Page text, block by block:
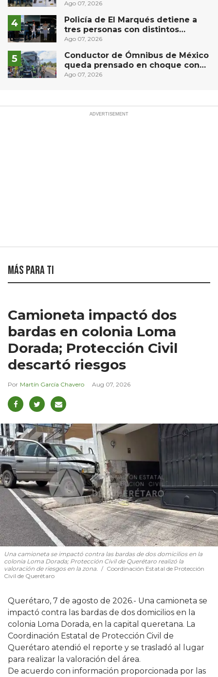
Puebla capital
Ago 07, 2026
Policía de El Marqués detiene a
tres personas con distintos
narcóticos
Ago 07, 2026
Conductor de Ómnibus de México
queda prensado en choque con
materialista en San Juan del Río,
Ago 07, 2026
Más para ti
Camioneta impactó dos
bardas en colonia Loma
Dorada; Protección Civil
descartó riesgos
Martín García Chavero Aug 07, 2026
Una camioneta se impactó contra las bardas de dos domicilios en la
colonia Loma Dorada; Protección Civil de Querétaro realizó la
valoración de riesgos en la zona.
Coordinación Estatal de Protección
Civil de Querétaro
Querétaro, 7 de agosto de 2026.- Una camioneta se
impactó contra las bardas de dos domicilios en la
colonia Loma Dorada, en la capital queretana. La
Coordinación Estatal de Protección Civil de
Querétaro atendió el reporte y se trasladó al lugar
para realizar la valoración del área.
De acuerdo con información proporcionada por las